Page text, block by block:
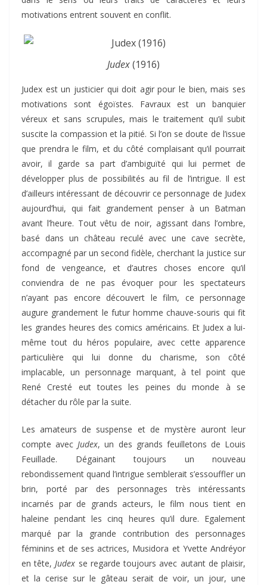
motivations entrent souvent en conflit.
Judex(1916)
Judex est un justicier qui doit agir pour le bien, mais ses
motivations sont égoïstes. Favraux est un banquier
véreux et sans scrupules, mais le traitement qu’il subit
suscite la compassion et la pitié. Si l’on se doute de l’issue
que prendra le film, et du côté complaisant qu’il pourrait
avoir, il garde sa part d’ambiguïté qui lui permet de
développer plus de possibilités au fil de l’intrigue. Il est
d’ailleurs intéressant de découvrir ce personnage de Judex
aujourd’hui, qui fait grandement penser à un Batman
avant l’heure. Tout vêtu de noir, agissant dans l’ombre,
basé dans un château reculé avec une cave secrète,
accompagné par un second fidèle, cherchant la justice sur
fond de vengeance, et d’autres choses encore qu’il
conviendra de ne pas évoquer pour les spectateurs
n’ayant pas encore découvert le film, ce personnage
augure grandement le futur homme chauve-souris qui fit
les grandes heures des comics américains. Et Judex a lui-
même tout du héros populaire, avec cette apparence
particulière qui lui donne du charisme, son côté
implacable, un personnage marquant, à tel point que
René Cresté eut toutes les peines du monde à se
détacher du rôle par la suite.
Les amateurs de suspense et de mystère auront leur
compte avecJudex, un des grands feuilletons de Louis
Feuillade. Dégainant toujours un nouveau
rebondissement quand l’intrigue semblerait s’essouffler un
brin, porté par des personnages très intéressants
incarnés par de grands acteurs, le film nous tient en
haleine pendant les cinq heures qu’il dure. Egalement
marqué par la grande contribution des personnages
féminins et de ses actrices, Musidora et Yvette Andréyor
en tête,Judex se regarde toujours avec autant de plaisir,
et la cerise sur le gâteau serait de voir, un jour, une